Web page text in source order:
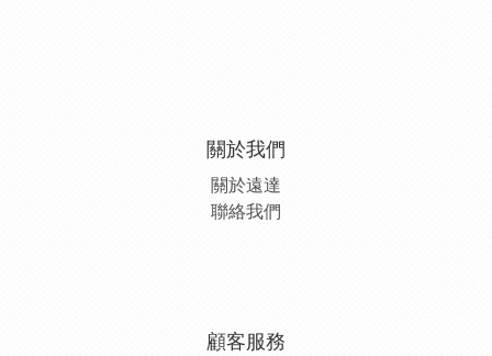
關於我們
關於遠達
聯絡我們
顧客服務